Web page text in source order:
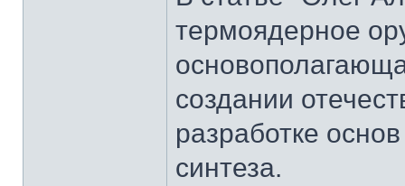
термоядерное
создании
разработке
синтеза.